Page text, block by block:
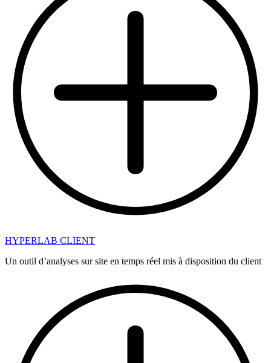
HYPERLAB CLIENT
Un outil d’analyses sur site en temps réel mis à disposition du client